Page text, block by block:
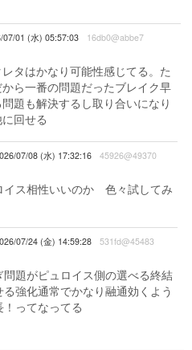
07/01 (水) 05:57:03 16db0@abbe7
タはかなり可能性感じてる。た
ら一番の問題だったブレイク早
題も解決するし取り合いになり
回せる
07/08 (水) 17:32:16 45926@49370
イス相性いいのか 色々試してみ
07/24 (金) 14:59:28 531fd@45483
題がピュロイス側の選べる終結
強化通常でかなり融通効くよう
ってなってる